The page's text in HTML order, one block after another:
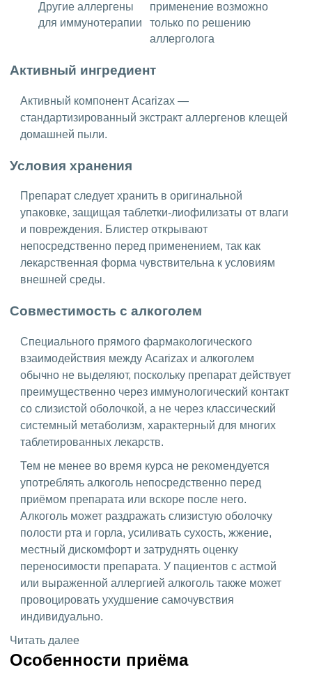
Другие аллергены
для иммунотерапии
применение возможно
только по решению
аллерголога
Активный ингредиент
Активный компонент Acarizax —
стандартизированный экстракт аллергенов клещей
домашней пыли.
Условия хранения
Препарат следует хранить в оригинальной
упаковке, защищая таблетки-лиофилизаты от влаги
и повреждения. Блистер открывают
непосредственно перед применением, так как
лекарственная форма чувствительна к условиям
внешней среды.
Совместимость с алкоголем
Специального прямого фармакологического
взаимодействия между Acarizax и алкоголем
обычно не выделяют, поскольку препарат действует
преимущественно через иммунологический контакт
со слизистой оболочкой, а не через классический
системный метаболизм, характерный для многих
таблетированных лекарств.
Тем не менее во время курса не рекомендуется
употреблять алкоголь непосредственно перед
приёмом препарата или вскоре после него.
Алкоголь может раздражать слизистую оболочку
полости рта и горла, усиливать сухость, жжение,
местный дискомфорт и затруднять оценку
переносимости препарата. У пациентов с астмой
или выраженной аллергией алкоголь также может
провоцировать ухудшение самочувствия
индивидуально.
Читать далее
Особенности приёма